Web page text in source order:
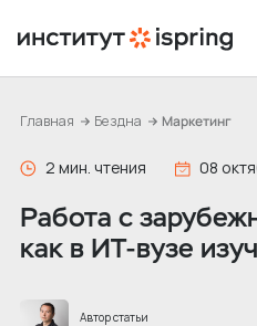
р
Главная Бездна Маркетинг
2 мин. чтения 08
Работа с
как в ИТ-вузе
Автор статьи